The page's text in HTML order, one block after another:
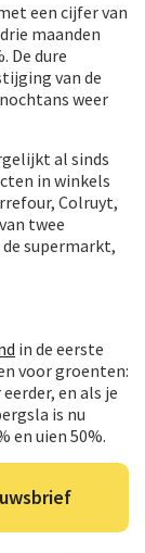
een cijfer van
maanden
De dure
van de
weer
al sinds
in winkels
Colruyt,
twee
supermarkt,
in de eerste
voor groenten:
en als je
is nu
en uien 50%.